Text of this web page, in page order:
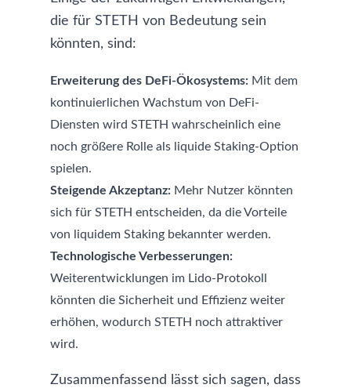
die für STETH von Bedeutung sein
könnten, sind:
Erweiterung des DeFi-Ökosystems: Mit dem
kontinuierlichen Wachstum von DeFi-
Diensten wird STETH wahrscheinlich eine
noch größere Rolle als liquide Staking-Option
spielen.
Steigende Akzeptanz: Mehr Nutzer könnten
sich für STETH entscheiden, da die Vorteile
von liquidem Staking bekannter werden.
Technologische Verbesserungen:
Weiterentwicklungen im Lido-Protokoll
könnten die Sicherheit und Effizienz weiter
erhöhen, wodurch STETH noch attraktiver
wird.
Zusammenfassend lässt sich sagen, dass